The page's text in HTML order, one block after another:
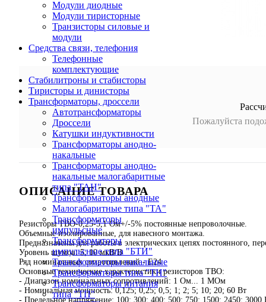
Модули диодные
Модули тиристорные
Транзисторы силовые и
модули
Средства связи, телефония
Телефонные
комплектующие
Стабилитроны и стабисторы
Тиристоры и динисторы
Трансформаторы, дроссели
Автотрансформаторы
Дроссели
Катушки индуктивности
Трансформаторы анодно-
накальные
Трансформаторы анодно-
накальные малогабаритные
типа "ТАН"
Трансформаторы анодные
Малогабаритные типа "ТА"
Трансформаторы
импульсные
Трансформаторы
импульсные типа "БТИ"
Трансформаторы накальные
Трансформаторы типа "ТН"
Трансформаторы питания
типа "ТП"
Пожалуйста
ОПИСАНИЕ ТОВАРА
Резисторы ТВО-0,25-5,1 Ом+/-5% постоянные непроволочные.
Объемные изолированные, для навесного монтажа.
Предназначены для работы в электрических цепях постоянного,
Уровень шумов: 5; 10 мкВ/В
Ряд номинальных сопротивлений - Е24
Основные технические характеристики резисторов ТВО:
- Диапазон номинальных сопротивлений: 1 Ом... 1 МОм
- Номинальная мощность: 0,125; 0,25; 0,5; 1; 2; 5; 10; 20; 60 Вт
- Предельное напряжение: 100; 300; 400; 500; 750; 1500; 2450; 3000